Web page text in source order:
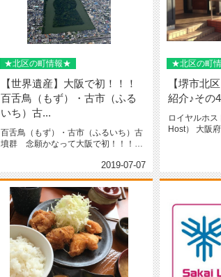
★北区の町情報★
【世界遺産】大阪で初！！！
百舌鳥（もず）・古市（ふる
いち）古...
百舌鳥（もず）・古市（ふるいち）古
墳群 念願かなって大阪で初！！！日
2019-07-07
★北区の町
【堺市北
紹介♪その4
ロイヤルホスト
Host） 大阪